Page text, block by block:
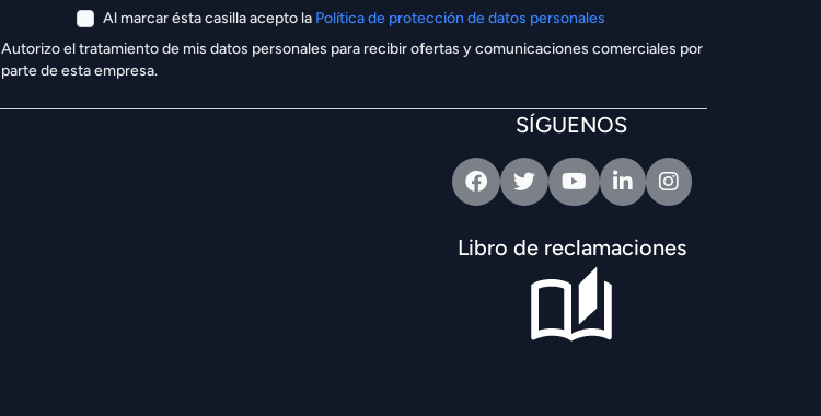
Al marcar ésta casilla acepto la Política de protección de datos personales
Autorizo el tratamiento de mis datos personales para recibir ofertas y comunicaciones comerciales por
parte de esta empresa.
SÍGUENOS
FacebookTwitterYoutubeLinkedinIntagram
Libro de reclamaciones